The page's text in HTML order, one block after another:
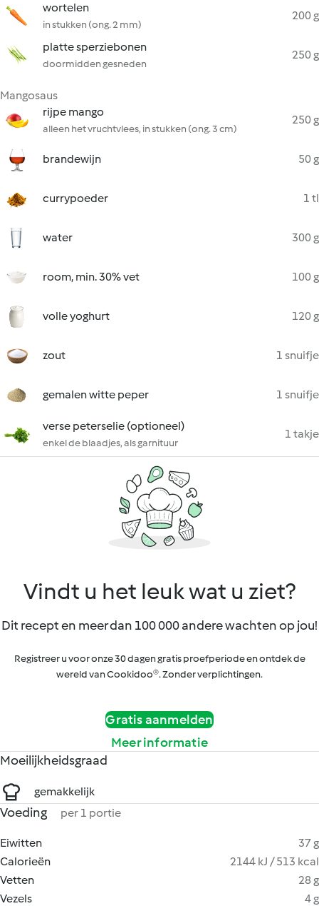
wortelen
in stukken (ong. 2 mm)
200 g
platte sperziebonen
doormidden gesneden
250 g
Mangosaus
rijpe mango
alleen het vruchtvlees, in stukken (ong. 3 cm)
250 g
brandewijn 50 g
currypoeder 1 tl
water 300 g
room, min. 30% vet 100 g
volle yoghurt 120 g
zout 1 snuifje
gemalen witte peper 1 snuifje
verse peterselie (optioneel)
enkel de blaadjes, als garnituur
1 takje
Vindt u het leuk wat u ziet?
Dit recept en meer dan 100 000 andere wachten op jou!
Registreer u voor onze 30 dagen gratis proefperiode en ontdek de
wereld van Cookidoo®. Zonder verplichtingen.
Gratis aanmelden
Meer informatie
Moeilijkheidsgraad
gemakkelijk
Voeding per 1 portie
Eiwitten
37 g
Calorieën
2144 kJ / 513 kcal
Vetten
28 g
Vezels
4 g